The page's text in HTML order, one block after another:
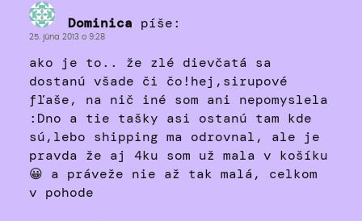
Dominica píše:
25. júna 2013 o 9:28
ako je to.. že zlé dievčatá sa
dostanú všade či čo!hej,sirupové
fľaše, na nič iné som ani nepomyslela
:Dno a tie tašky asi ostanú tam kde
sú,lebo shipping ma odrovnal, ale je
pravda že aj 4ku som už mala v košíku
😀 a práveže nie až tak malá, celkom
v pohode